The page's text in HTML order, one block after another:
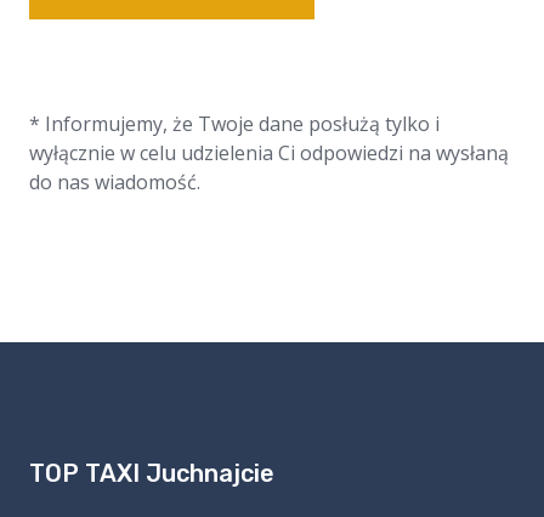
* Informujemy, że Twoje dane posłużą tylko i
wyłącznie w celu udzielenia Ci odpowiedzi na wysłaną
do nas wiadomość.
TOP TAXI Juchnajcie